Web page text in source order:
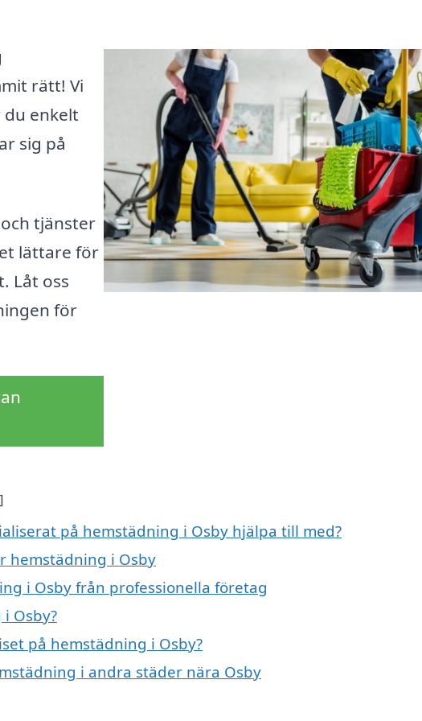
rätt! Vi
enkelt
sig på
tjänster
lättare för
Låt oss
för
på hemstädning i Osby hjälpa till med?
hemstädning i Osby
i Osby från professionella företag
Osby?
på hemstädning i Osby?
i andra städer nära Osby